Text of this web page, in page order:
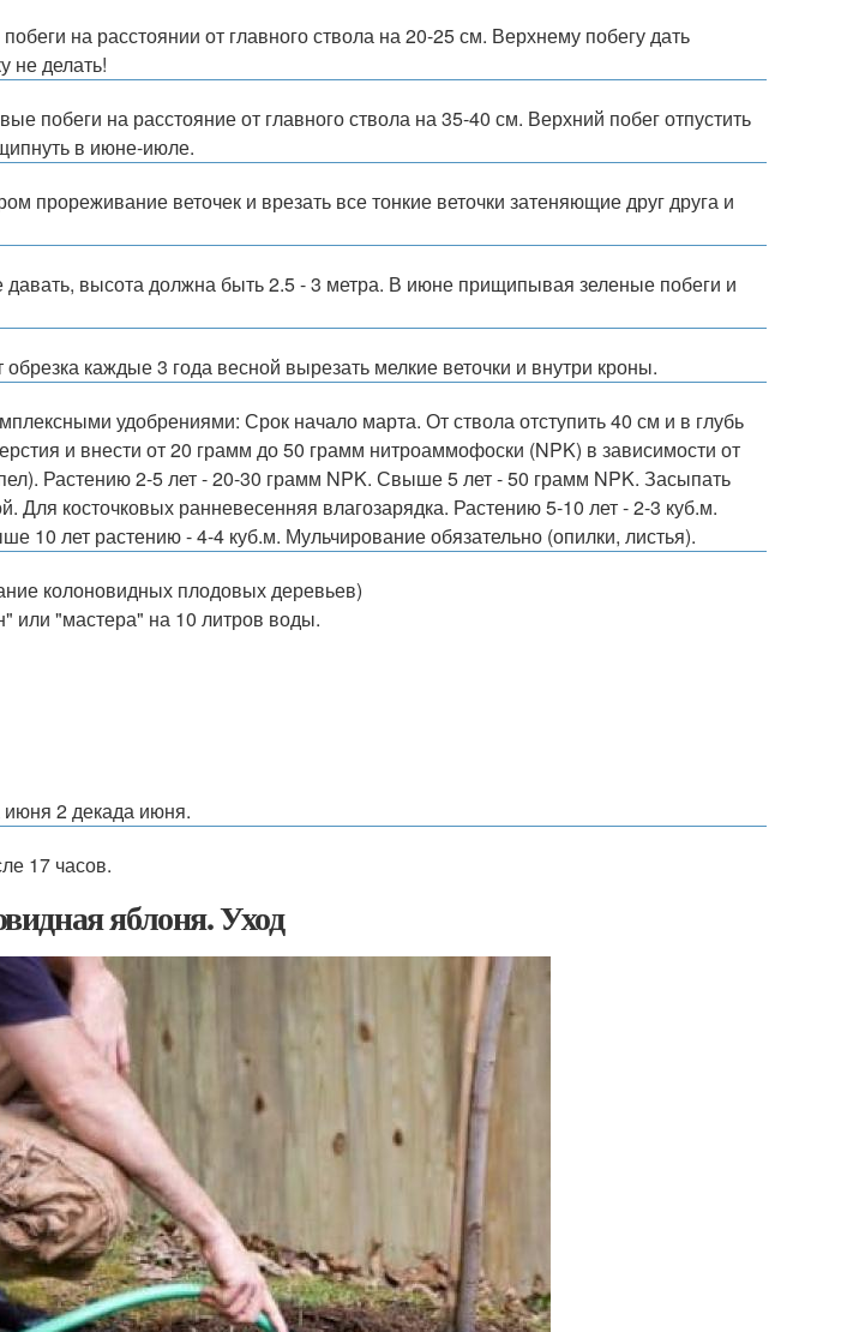
на расстоянии от главного ствола на 20-25 см. Верхнему побегу дать
не делать!
побеги на расстояние от главного ствола на 35-40 см. Верхний побег отпустить
в июне-июле.
прореживание веточек и врезать все тонкие веточки затеняющие друг друга и
давать, высота должна быть 2.5 - 3 метра. В июне прищипывая зеленые побеги и
обрезка каждые 3 года весной вырезать мелкие веточки и внутри кроны.
удобрениями: Срок начало марта. От ствола отступить 40 см и в глубь
и внести от 20 грамм до 50 грамм нитроаммофоски (NPK) в зависимости от
Растению 2-5 лет - 20-30 грамм NPK. Свыше 5 лет - 50 грамм NPK. Засыпать
Для косточковых ранневесенняя влагозарядка. Растению 5-10 лет - 2-3 куб.м.
10 лет растению - 4-4 куб.м. Мульчирование обязательно (опилки, листья).
колоновидных плодовых деревьев)
или "мастера" на 10 литров воды.
2 декада июня.
17 часов.
яблоня. Уход